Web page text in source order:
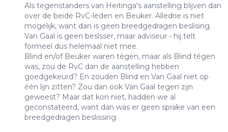
Als tegenstanders van Heitinga's aanstelling blijven dan
over de beide RvC-leden en Beuker. Alledrie is niet
mogelijk, want dan is geen breedgedragen beslising.
Van Gaal is geen beslsser, maar adviseur - hij telt
formeel dus helemaal niet mee.
Blind en/of Beuker waren tégen, maar als Blind tégen
was, zou de RvC dan de aanstelling hebben
goedgekeurd? En zouden Blind en Van Gaal niet op
één lijn zitten? Zou dan ook Van Gaal tegen zijn
geweest? Maar dat kon niet, hadden we al
geconstateerd, want dan was er geen sprake van een
breedgedragen beslissing.